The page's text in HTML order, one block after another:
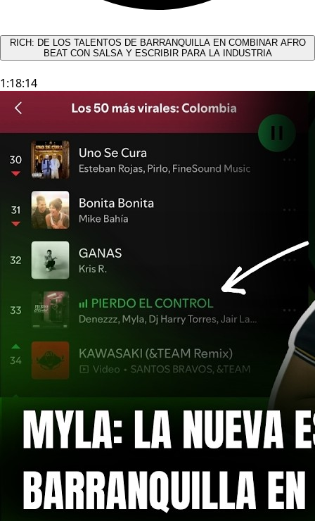
RICH: DE LOS TALENTOS DE BARRANQUILLA EN COMBINAR AFRO
BEAT CON SALSA Y ESCRIBIR PARA LA INDUSTRIA
1:18:14